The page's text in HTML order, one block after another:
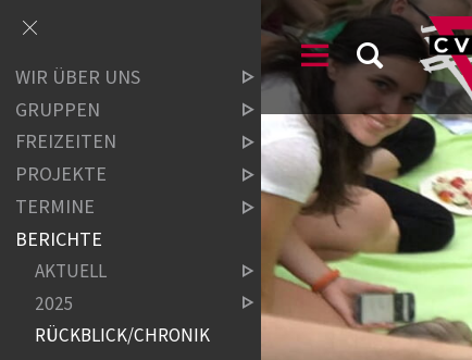
WIR ÜBER UNS
GRUPPEN
FREIZEITEN
PROJEKTE
TERMINE
BERICHTE
AKTUELL
2025
RÜCKBLICK/CHRONIK